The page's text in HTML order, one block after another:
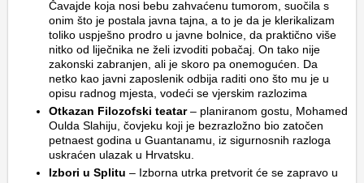
Čavajde koja nosi bebu zahvaćenu tumorom, suočila s
onim što je postala javna tajna, a to je da je klerikalizam
toliko uspješno prodro u javne bolnice, da praktično više
nitko od liječnika ne želi izvoditi pobačaj. On tako nije
zakonski zabranjen, ali je skoro pa onemogućen. Da
netko kao javni zaposlenik odbija raditi ono što mu je u
opisu radnog mjesta, vodeći se vjerskim razlozima
Otkazan Filozofski teatar– planiranom gostu, Mohamed
Oulda Slahiju, čovjeku koji je bezrazložno bio zatočen
petnaest godina u Guantanamu, iz sigurnosnih razloga
uskraćen ulazak u Hrvatsku.
Izbori u Splitu – Izborna utrka pretvorit će se zapravo u